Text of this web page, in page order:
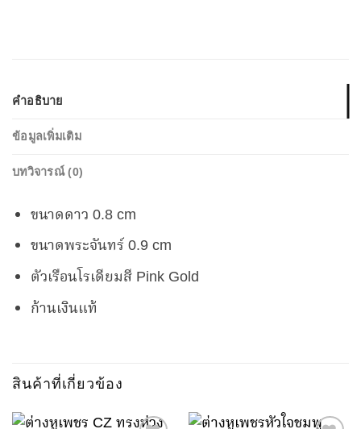
คำอธิบาย
ข้อมูลเพิ่มเติม
บทวิจารณ์ (0)
ขนาดดาว 0.8 cm
ขนาดพระจันทร์ 0.9 cm
ตัวเรือนโรเดียมสี Pink Gold
ก้านเงินแท้
สินค้าที่เกี่ยวข้อง